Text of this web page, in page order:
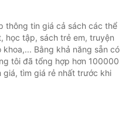
thông tin giá cả sách các thể
học tập, sách trẻ em, truyện
Bằng khả năng sẵn có
tôi đã tổng hợp hơn 100000
giá, tìm giá rẻ nhất trước khi